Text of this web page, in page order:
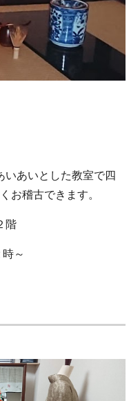
いあいとした教室で四
お稽古できます。
階
～